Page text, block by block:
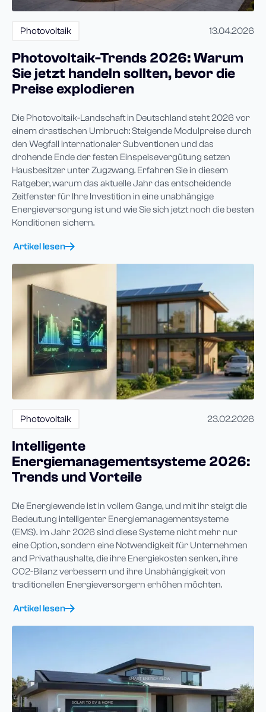
Photovoltaik 13.04.2026
Photovoltaik-Trends 2026: Warum
Sie jetzt handeln sollten, bevor die
Preise explodieren
Die Photovoltaik-Landschaft in Deutschland steht 2026 vor
einem drastischen Umbruch: Steigende Modulpreise durch
den Wegfall internationaler Subventionen und das
drohende Ende der festen Einspeisevergütung setzen
Hausbesitzer unter Zugzwang. Erfahren Sie in diesem
Ratgeber, warum das aktuelle Jahr das entscheidende
Zeitfenster für Ihre Investition in eine unabhängige
Energieversorgung ist und wie Sie sich jetzt noch die besten
Konditionen sichern.
Artikel lesen
Photovoltaik 23.02.2026
Intelligente
Energiemanagementsysteme 2026:
Trends und Vorteile
Die Energiewende ist in vollem Gange, und mit ihr steigt die
Bedeutung intelligenter Energiemanagementsysteme
(EMS). Im Jahr 2026 sind diese Systeme nicht mehr nur
eine Option, sondern eine Notwendigkeit für Unternehmen
and Privathaushalte, die ihre Energiekosten senken, ihre
CO2-Bilanz verbessern und ihre Unabhängigkeit von
traditionellen Energieversorgern erhöhen möchten.
Artikel lesen